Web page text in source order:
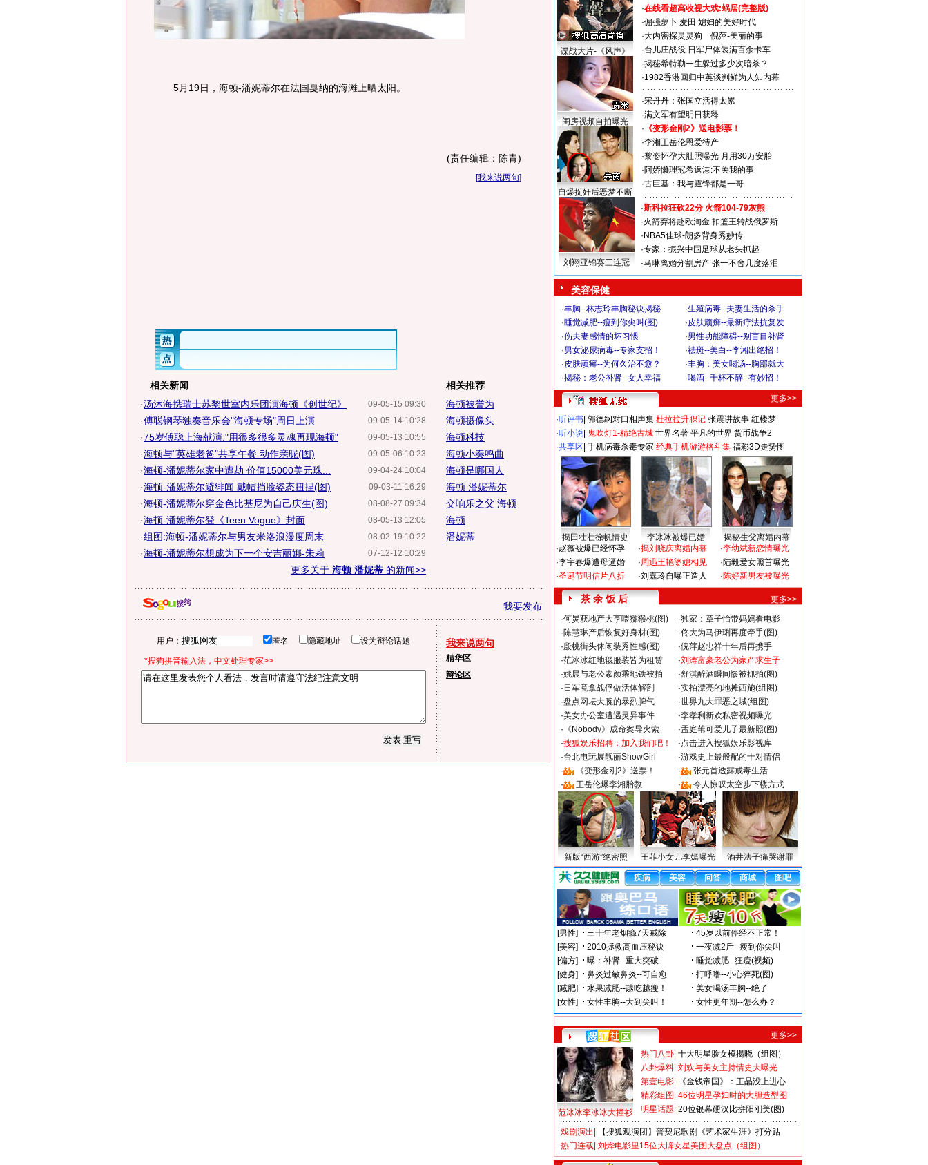
5月19日，海顿-潘妮蒂尔在法国戛纳的海滩上晒太阳。
(责任编辑：陈青)
[我来说两句]
相关新闻
09-05-15 09:30
·汤沐海携瑞士苏黎世室内乐团演海顿《创世纪》
09-05-14 10:28
·傅聪钢琴独奏音乐会"海顿专场"周日上演
09-05-13 10:55
·75岁傅聪上海献演:"用很多很多灵魂再现海顿"
09-05-06 10:23
·海顿与"英雄老爸"共享午餐 动作亲昵(图)
09-04-24 10:04
·海顿-潘妮蒂尔家中遭劫 价值15000美元珠...
09-03-11 16:29
·海顿-潘妮蒂尔避绯闻 戴帽挡脸姿态扭捏(图)
08-08-27 09:34
·海顿-潘妮蒂尔穿金色比基尼为自己庆生(图)
08-05-13 12:05
·海顿-潘妮蒂尔登《Teen Vogue》封面
08-02-19 10:22
·组图:海顿-潘妮蒂尔与男友米洛浪漫度周末
07-12-12 10:29
·海顿-潘妮蒂尔想成为下一个安吉丽娜-朱莉
更多关于 海顿 潘妮蒂 的新闻>>
相关推荐
海顿被誉为
海顿摄像头
海顿科技
海顿小奏鸣曲
海顿是哪国人
海顿 潘妮蒂尔
交响乐之父 海顿
海顿
潘妮蒂
我要发布
用户： 匿名 隐藏地址 设为辩论话题
*搜狗拼音输入法，中文处理专家>>
我来说两句
精华区
辩论区
谍战大片-《风声》
闺房视频自拍曝光
自爆捉奸后恶梦不断
·在线看超高收视大戏:蜗居(完整版)
·倔强萝卜 麦田 媳妇的美好时代
·大内密探灵灵狗
倪萍-美丽的事
·台儿庄战役 日军尸体装满百余卡车
·揭秘希特勒一生躲过多少次暗杀？
·1982香港回归中英谈判鲜为人知内幕
·宋丹丹：张国立活得太累
·满文军有望明日获释
· 《变形金刚2》送电影票！
·李湘王岳伦恩爱待产
·黎姿怀孕大肚照曝光 月用30万安胎
·阿娇懒理冠希返港:不关我的事
·古巨基：我与霆锋都是一哥
刘翔亚锦赛三连冠
·斯科拉狂砍22分 火箭104-79灰熊
·火箭弃将赴欧淘金 扣篮王转战俄罗斯
· NBA5佳球-朗多背身秀妙传
·专家：振兴中国足球从老头抓起
·马琳离婚分割房产 张一不舍几度落泪
美容保健
·丰胸--林志玲丰胸秘诀揭秘 ·生殖病毒--夫妻生活的杀手
·睡觉减肥--瘦到你尖叫(图) ·皮肤顽癣--最新疗法抗复发
·伤夫妻感情的坏习惯 ·男性功能障碍--别盲目补肾
·男女泌尿病毒--专家支招！ ·祛斑--美白--李湘出绝招！
·皮肤顽癣--为何久治不愈？ ·丰胸：美女喝汤--胸部就大
·揭秘：老公补肾--女人幸福 ·喝酒--千杯不醉--有妙招！
更多>>
·听评书 郭德纲对口相声集 杜拉拉升职记 张震讲故事 红楼梦
·听小说 鬼吹灯1-精绝古城 世界名著 平凡的世界 货币战争2
·共享区 手机病毒杀毒专家 经典手机游游格斗集 福彩3D走势图
揭田壮壮徐帆情史 李冰冰被爆已婚
揭秘生父离婚内幕
·赵薇被爆已经怀孕
·李宇春爆遭母逼婚
·圣诞节明信片八折
·揭刘晓庆离婚内幕
·周迅王艳婆媳相见
·刘嘉玲自曝正造人
·李幼斌新恋情曝光
·陆毅爱女照首曝光
·陈好新男友被曝光
茶 余 饭 后
更多>>
·何炅获地产大亨喂猕猴桃(图) ·独家：章子怡带妈妈看电影
·陈慧琳产后恢复好身材(图) ·佟大为马伊琍再度牵手(图)
·殷桃街头休闲装秀性感(图) ·倪萍赵忠祥十年后再携手
·范冰冰红地毯服装皆为租赁 ·刘涛富豪老公为家产求生子
·姚晨与老公素颜乘地铁被拍 ·舒淇醉酒瞬间惨被抓拍(图)
· 日军竟拿战俘做活体解剖 ·实拍漂亮的地摊西施(组图)
·盘点网坛大腕的暴烈脾气 ·世界九大罪恶之城(组图)
·美女办公室遭遇灵异事件 ·李孝利新欢私密视频曝光
· 《Nobody》成命案导火索 ·孟庭苇可爱儿子最新照(图)
·搜狐娱乐招聘：加入我们吧！ ·点击进入搜狐娱乐影视库
·台北电玩展靓丽ShowGirl ·游戏史上最般配的十对情侣
·
《变形金刚2》送票！ ·
张元首透露戒毒生活
·
王岳伦爆李湘胎教 · 令人惊叹太空步下楼方式
新版“西游”绝密照 王菲小女儿李嫣曝光 酒井法子痛哭谢罪
更多>>
范冰冰李冰冰大撞衫
热门八卦 十大明星脸女模揭晓（组图）
八卦爆料 刘欢与美女主持情史大曝光
第壹电影
《金钱帝国》：王晶没上进心
精彩组图 46位明星孕妇时的大胆造型图
明星话题 20位银幕硬汉比拼阳刚美(图)
戏剧演出
【搜狐观演团】普契尼歌剧《艺术家生涯》打分贴
热门连载 刘烨电影里15位大牌女星美图大盘点（组图）